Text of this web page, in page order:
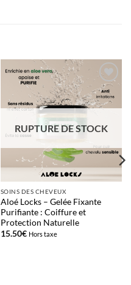
Ajouter
à la liste
d’envies
RUPTURE DE STOCK
SOINS DES CHEVEUX
Aloé Locks – Gelée Fixante
Purifiante : Coiffure et
Protection Naturelle
15.50€ Hors taxe